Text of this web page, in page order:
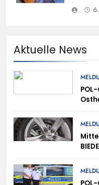
Aktuelle News